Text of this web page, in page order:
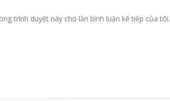
trình duyệt này cho lần bình luận kế tiếp của tôi.